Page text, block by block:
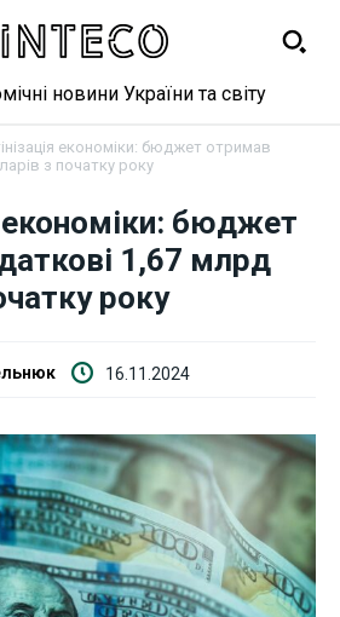
новини України та світу
економіки: бюджет отримав
з початку року
економіки: бюджет
1,67 млрд
року
16.11.2024